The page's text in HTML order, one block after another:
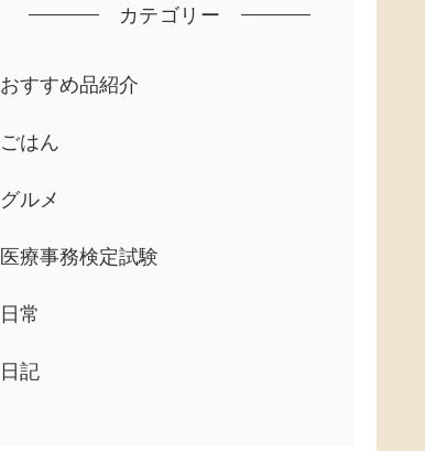
カテゴリー
おすすめ品紹介
ごはん
グルメ
医療事務検定試験
日常
日記